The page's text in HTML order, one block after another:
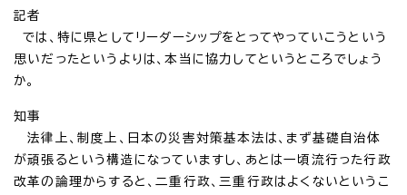
記者
では、特に県としてリーダーシップをとってやっていこうという
思いだったというよりは、本当に協力してというところでしょう
か。
知事
法律上、制度上、日本の災害対策基本法は、まず基礎自治体
が頑張るという構造になっていますし、あとは一頃流行った行政
改革の論理からすると、二重行政、三重行政はよくないというこ